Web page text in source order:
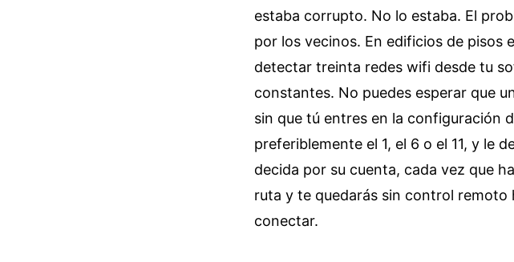
estaba corrupto. No lo estaba. El
por los vecinos. En edificios de pisos
detectar treinta redes wifi desde tu
constantes. No puedes esperar que
sin que tú entres en la configuración
preferiblemente el 1, el 6 o el 11, y le
decida por su cuenta, cada vez que
ruta y te quedarás sin control remoto
conectar.